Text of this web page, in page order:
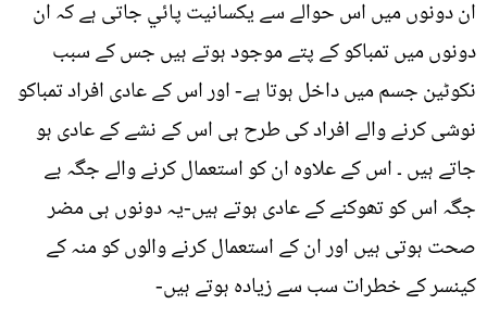
ان دونوں میں اس حوالے سے یکسانیت پائي جاتی ہے کہ ان
دونوں میں تمباکو کے پتے موجود ہوتے ہیں جس کے سبب
نکوٹین جسم میں داخل ہوتا ہے- اور اس کے عادی افراد تمباکو
نوشی کرنے والے افراد کی طرح ہی اس کے نشے کے عادی ہو
جاتے ہیں ۔ اس کے علاوہ ان کو استعمال کرنے والے جگہ بے
جگہ اس کو تھوکنے کے عادی ہوتے ہیں-یہ دونوں ہی مضر
صحت ہوتی ہیں اور ان کے استعمال کرنے والوں کو منہ کے
کینسر کے خطرات سب سے زیادہ ہوتے ہیں-